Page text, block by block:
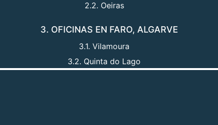
2.2. Oeiras
3. OFICINAS EN FARO, ALGARVE
3.1. Vilamoura
3.2. Quinta do Lago